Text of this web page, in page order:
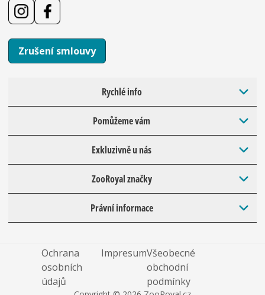
Zrušení smlouvy
Rychlé info
Pomůžeme vám
Exkluzivně u nás
ZooRoyal značky
Právní informace
Ochrana
osobních
údajů
ImpresumVšeobecné
obchodní
podmínky